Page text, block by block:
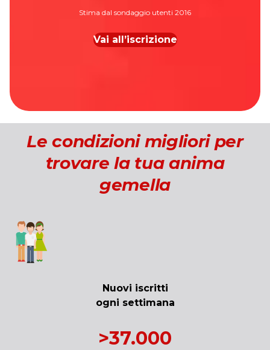
Stima dal sondaggio utenti 2016
Vai all’iscrizione
Le condizioni migliori per
trovare la tua anima
gemella
Nuovi iscritti
ogni settimana
>37.000